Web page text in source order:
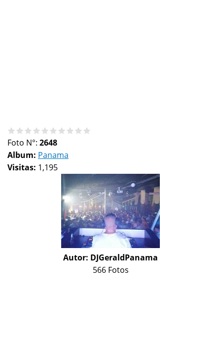
Foto N°: 2648
Album: Panama
Visitas: 1,195
Autor: DJGeraldPanama
566 Fotos